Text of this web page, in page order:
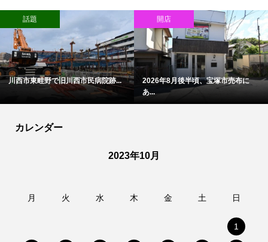
話題
川西市東畦野で旧川西市民病院跡...
開店
2026年8月後半頃、宝塚市売布に
あ...
カレンダー
2023年10月
月 火 水 木 金 土 日
1